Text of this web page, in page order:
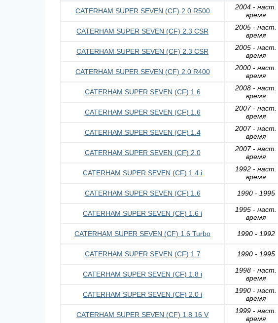
CATERHAM SUPER SEVEN (CF) 2.0 R500 2004 - наст.
время
CATERHAM SUPER SEVEN (CF) 2.3 CSR 2005 - наст.
время
CATERHAM SUPER SEVEN (CF) 2.3 CSR 2005 - наст.
время
CATERHAM SUPER SEVEN (CF) 2.0 R400 2000 - наст.
время
CATERHAM SUPER SEVEN (CF) 1.6 2008 - наст.
время
CATERHAM SUPER SEVEN (CF) 1.6 2007- наст.
время
CATERHAM SUPER SEVEN (CF) 1.4 2007- наст.
время
CATERHAM SUPER SEVEN (CF) 2.0 2007- наст.
время
CATERHAM SUPER SEVEN (CF) 1.4 i 1992 - наст.
время
CATERHAM SUPER SEVEN (CF) 1.6 1990- 1995
CATERHAM SUPER SEVEN (CF) 1.6 i 1995 - наст.
время
CATERHAM SUPER SEVEN (CF) 1.6 Turbo 1990- 1992
CATERHAM SUPER SEVEN (CF) 1.7 1990- 1995
CATERHAM SUPER SEVEN (CF) 1.8 i 1998 - наст.
время
CATERHAM SUPER SEVEN (CF) 2.0 i 1990 - наст.
время
CATERHAM SUPER SEVEN (CF) 1.8 16 V 1999 - наст.
время